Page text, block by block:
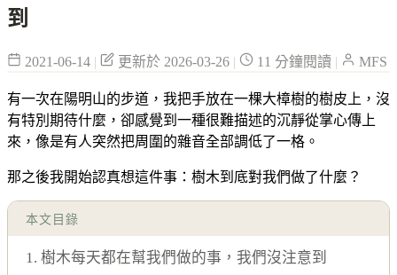
到
2021-06-14 | 更新於 2026-03-26 | 11 分鐘閱讀 | MFS
有一次在陽明山的步道，我把手放在一棵大樟樹的樹皮上，沒
有特別期待什麼，卻感覺到一種很難描述的沉靜從掌心傳上
來，像是有人突然把周圍的雜音全部調低了一格。
那之後我開始認真想這件事：樹木到底對我們做了什麼？
本文目錄
1. 樹木每天都在幫我們做的事，我們沒注意到